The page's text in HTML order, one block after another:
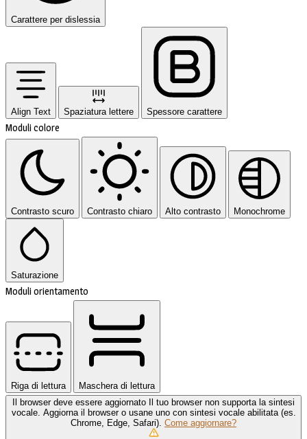
Carattere per dislessia
Align Text Spaziatura lettere Spessore carattere
Moduli colore
Contrasto scuro Contrasto chiaro Alto contrasto Monochrome
Saturazione
Moduli orientamento
Riga di lettura
Maschera di lettura
Il browser deve essere aggiornato
Il tuo browser non supporta la sintesi
vocale. Aggiorna il browser o usane uno con sintesi vocale abilitata (es.
Chrome, Edge, Safari). Come aggiornare?